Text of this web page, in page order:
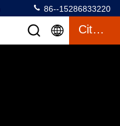
86--15286833220
Citation